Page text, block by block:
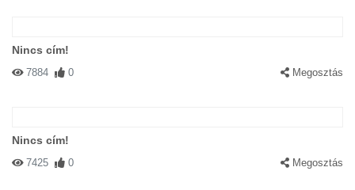
Nincs cím!
7884 0 Megosztás
Nincs cím!
7425 0 Megosztás